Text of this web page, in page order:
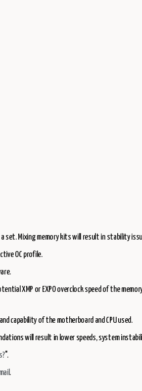
set. Mixing memory kits will result in stability
OC profile.
XMP or EXPO overclock speed of the
capability of the motherboard and CPU used.
will result in lower speeds, system
".
.